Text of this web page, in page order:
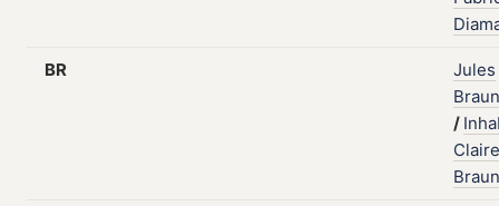
BR
Jules
/
Claire